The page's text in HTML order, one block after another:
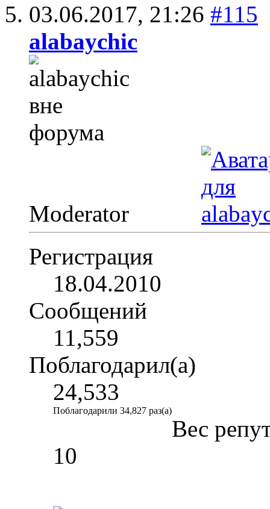
03.06.2017, 21:26 #115
alabaychic
Moderator
Регистрация
18.04.2010
Сообщений
11,559
Поблагодарил(а)
24,533
Поблагодарили 34,827 раз(а)
Вес
10